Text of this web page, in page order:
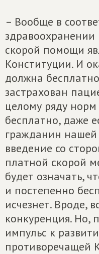
– Вообще в
скорой помощи
Конституции. И
должна
застрахован
целому ряду
бесплатно, даже
гражданин нашей
введение со
платной скорой
будет означать,
и постепенно
исчезнет. Вроде,
конкуренция. Но,
импульс к
противоречащей